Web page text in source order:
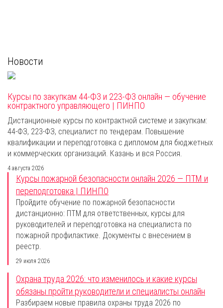
Новости
Курсы по закупкам 44-ФЗ и 223-ФЗ онлайн — обучение
контрактного управляющего | ПИНПО
Дистанционные курсы по контрактной системе и закупкам:
44-ФЗ, 223-ФЗ, специалист по тендерам. Повышение
квалификации и переподготовка с дипломом для бюджетных
и коммерческих организаций. Казань и вся Россия.
4 августа 2026
Курсы пожарной безопасности онлайн 2026 — ПТМ и
переподготовка | ПИНПО
Пройдите обучение по пожарной безопасности
дистанционно: ПТМ для ответственных, курсы для
руководителей и переподготовка на специалиста по
пожарной профилактике. Документы с внесением в
реестр.
29 июля 2026
Охрана труда 2026: что изменилось и какие курсы
обязаны пройти руководители и специалисты онлайн
Разбираем новые правила охраны труда 2026 по